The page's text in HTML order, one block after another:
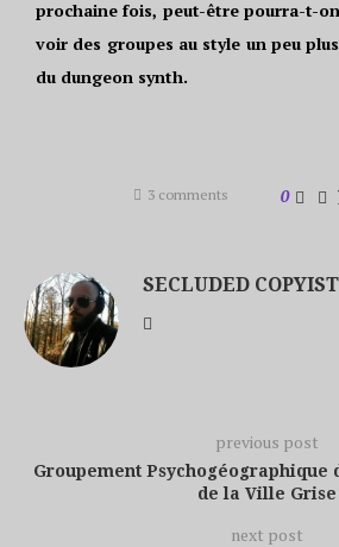
prochaine fois, peut-être pourra-t-
voir des groupes au style un peu
du dungeon synth.
3 comments 0
SECLUDED COPYIST
previous post
Groupement Psychogéographique
de la Ville Grise
next post